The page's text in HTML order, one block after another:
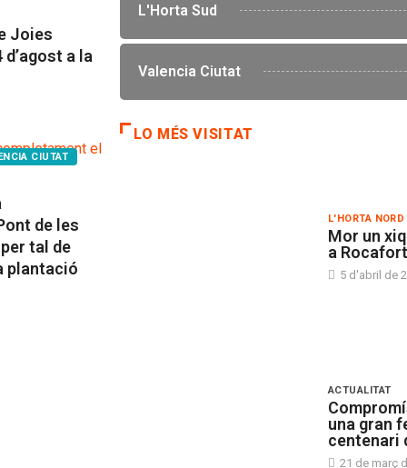
Joies
a la
CIUTAT
de les
tal de
plantació
L'Horta Sud
Valencia Ciutat
LO MÉS VISITAT
L'HORTA NORD
Mor un
a Rocafort
5 d'abril de
ACTUALITAT
una gran
centenari
21 de març